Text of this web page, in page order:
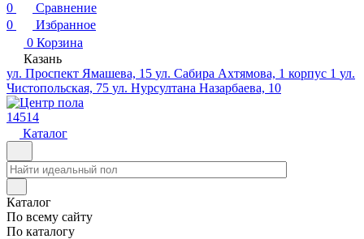
0
Сравнение
0
Избранное
0 Корзина
Казань
ул. Проспект Ямашева, 15 ул. Сабира Ахтямова, 1 корпус 1 ул.
Чистопольская, 75 ул. Нурсултана Назарбаева, 10
14514
Каталог
Каталог
По всему сайту
По каталогу